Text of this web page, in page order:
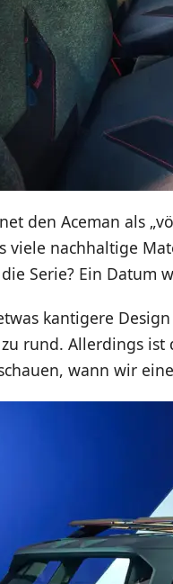
den Aceman als
viele nachhaltige
Serie? Ein Datum
kantigere
rund. Allerdings ist
wann wir